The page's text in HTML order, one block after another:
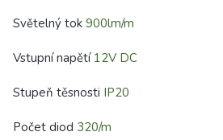
Světelný tok 900lm/m
Vstupní napětí 12V DC
Stupeň těsnosti IP20
Počet diod 320/m